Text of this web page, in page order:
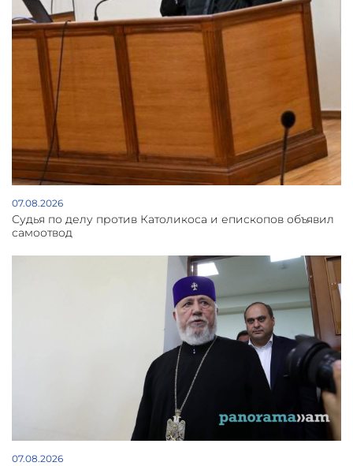
07.08.2026
Судья по делу против Католикоса и епископов объявил
самоотвод
07.08.2026